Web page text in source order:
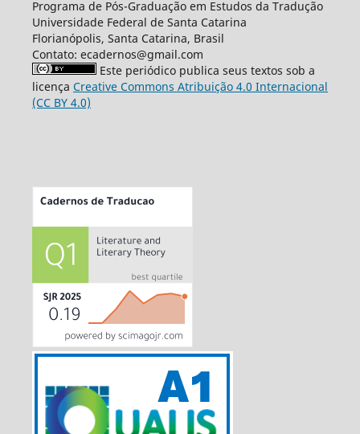
Programa de Pós-Graduação em Estudos da Tradução
Universidade Federal de Santa Catarina
Florianópolis, Santa Catarina, Brasil
Contato: ecadernos@gmail.com
Este periódico publica seus textos sob a
licença Creative Commons Atribuição 4.0 Internacional
(CC BY 4.0)